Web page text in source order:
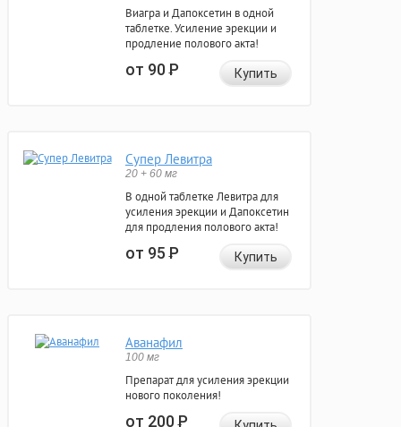
Виагра и Дапоксетин в одной
таблетке. Усиление эрекции и
продление полового акта!
от 90Р Купить
Супер Левитра
20 + 60 мг
В одной таблетке Левитра для
усиления эрекции и Дапоксетин
для продления полового акта!
от 95Р Купить
Аванафил
100 мг
Препарат для усиления эрекции
нового поколения!
от 200Р